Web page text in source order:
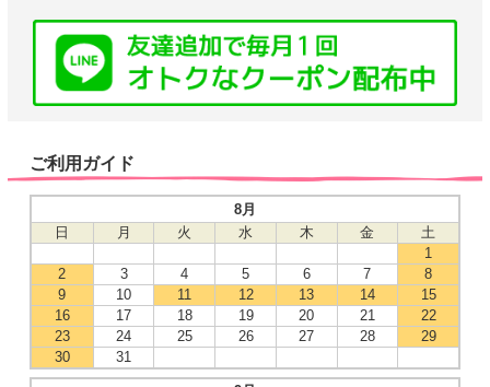
ご利用ガイド
8月
日
月 火 水 木 金
土
1
2
3 4 5 6 7
8
9
10 11 12 13 14
15
16
17 18 19 20 21
22
23
24 25 26 27 28
29
30
31